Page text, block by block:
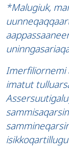
*Malugiuk,
Imerfiliornemi
imatut